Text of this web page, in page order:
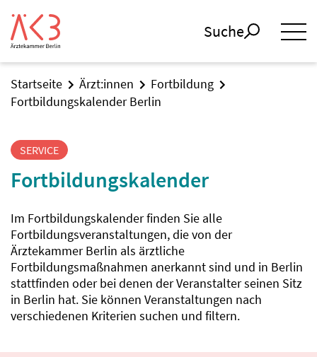
Suche
Startseite Ärzt:innen
Fortbildung
Fortbildungskalender Berlin
SERVICE
Fortbildungskalender
Im Fortbildungskalender finden Sie alle
Fortbildungsveranstaltungen, die von der
Ärztekammer Berlin als ärztliche
Fortbildungsmaßnahmen anerkannt sind und in Berlin
stattfinden oder bei denen der Veranstalter seinen Sitz
in Berlin hat. Sie können Veranstaltungen nach
verschiedenen Kriterien suchen und filtern.